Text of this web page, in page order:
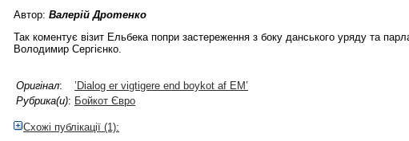
Автор: Валерій Дротенко
Так коментує візит Ельбека попри застереження з боку данського уряду та
Володимир Сергієнко.
Оригінал:
’Dialog er vigtigere end boykot af EM’
Рубрика(и): Бойкот Євро
Схожі публікації (1):